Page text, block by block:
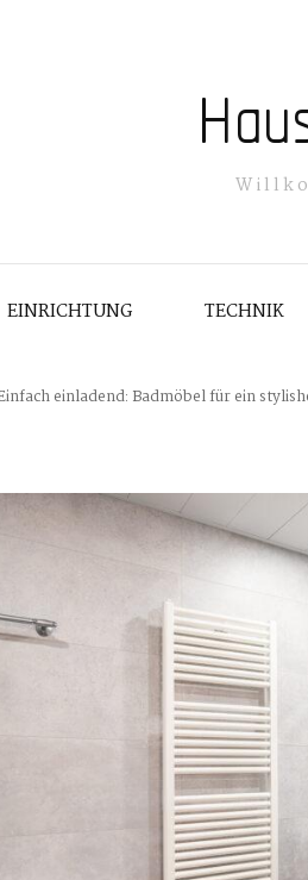
EINRICHTUNG TECHNIK
einladend: Badmöbel für ein